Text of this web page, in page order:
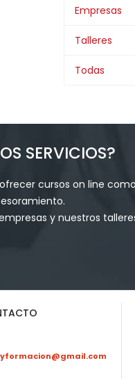
Empresas
Talleres
Todas
SERVICIOS?
cursos on line
y nuestros